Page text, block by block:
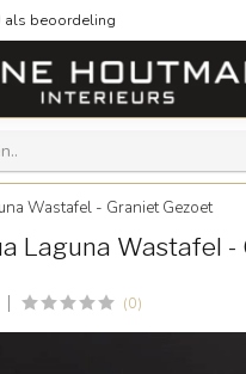
als beoordeling
Wastafel - Graniet Gezoet
Laguna Wastafel -
(0)